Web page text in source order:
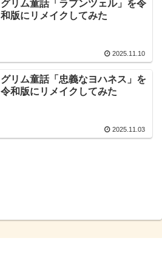
グリム童話「ラプンツェル」を令
和版にリメイクしてみた
2025.11.10
グリム童話「忠義なヨハネス」を
令和版にリメイクしてみた
2025.11.03